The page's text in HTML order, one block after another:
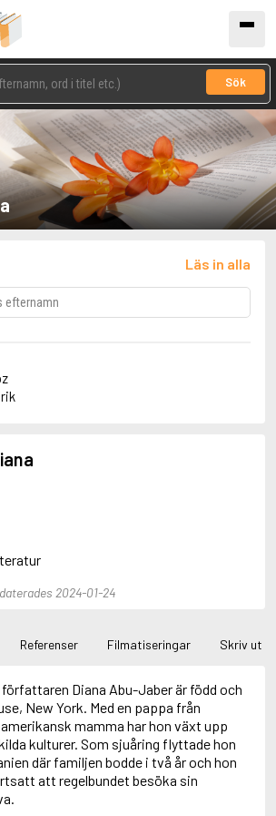
Sök
Läs in alla
1947)
2024-01-24
Referenser Filmatiseringar Skriv ut
Diana Abu-Jaber är född och
New York. Med en pappa från
mamma har hon växt upp
kulturer. Som sjuåring flyttade hon
där familjen bodde i två år och hon
att regelbundet besöka sin